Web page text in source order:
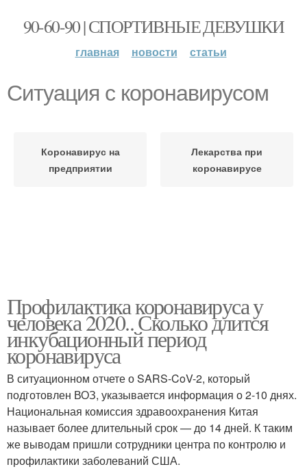
90-60-90 | СПОРТИВНЫЕ ДЕВУШКИ
главная новости статьи
Ситуация с коронавирусом
Коронавирус на
предприятии
Лекарства при
коронавирусе
Профилактика коронавируса у
человека 2020.. Сколько длится
инкубационный период
коронавируса
В ситуационном отчете о SARS-CoV-2, который
подготовлен ВОЗ, указывается информация о 2-10 днях.
Национальная комиссия здравоохранения Китая
называет более длительный срок — до 14 дней. К таким
же выводам пришли сотрудники центра по контролю и
профилактики заболеваний США.